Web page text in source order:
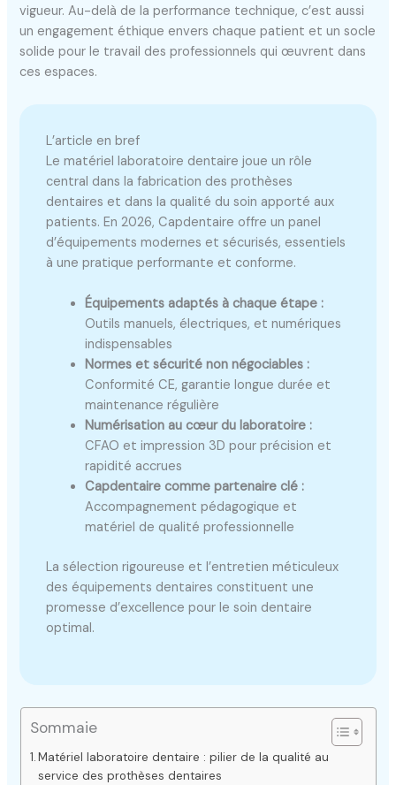
vigueur. Au-delà de la performance technique, c’est aussi
un engagement éthique envers chaque patient et un socle
solide pour le travail des professionnels qui œuvrent dans
ces espaces.
L’article en bref
Le matériel laboratoire dentaire joue un rôle
central dans la fabrication des prothèses
dentaires et dans la qualité du soin apporté aux
patients. En 2026, Capdentaire offre un panel
d’équipements modernes et sécurisés, essentiels
à une pratique performante et conforme.
Équipements adaptés à chaque étape :
Outils manuels, électriques, et numériques
indispensables
Normes et sécurité non négociables :
Conformité CE, garantie longue durée et
maintenance régulière
Numérisation au cœur du laboratoire :
CFAO et impression 3D pour précision et
rapidité accrues
Capdentaire comme partenaire clé :
Accompagnement pédagogique et
matériel de qualité professionnelle
La sélection rigoureuse et l’entretien méticuleux
des équipements dentaires constituent une
promesse d’excellence pour le soin dentaire
optimal.
Sommaie
Matériel laboratoire dentaire : pilier de la qualité au
service des prothèses dentaires